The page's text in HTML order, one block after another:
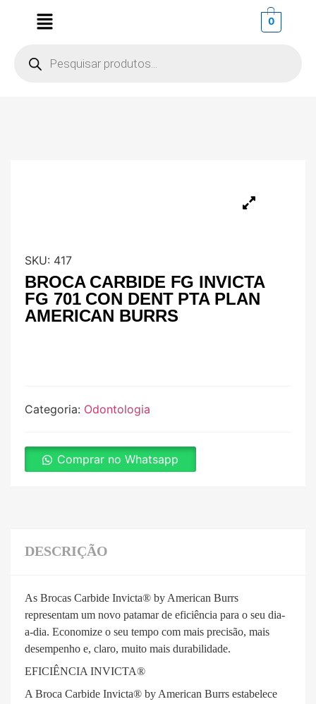
0
SKU: 417
BROCA CARBIDE FG INVICTA
FG 701 CON DENT PTA PLAN
AMERICAN BURRS
Categoria: Odontologia
Comprar no Whatsapp
DESCRIÇÃO
As Brocas Carbide Invicta® by American Burrs
representam um novo patamar de eficiência para o seu dia-
a-dia. Economize o seu tempo com mais precisão, mais
desempenho e, claro, muito mais durabilidade.
EFICIÊNCIA INVICTA®
A Broca Carbide Invicta® by American Burrs estabelece